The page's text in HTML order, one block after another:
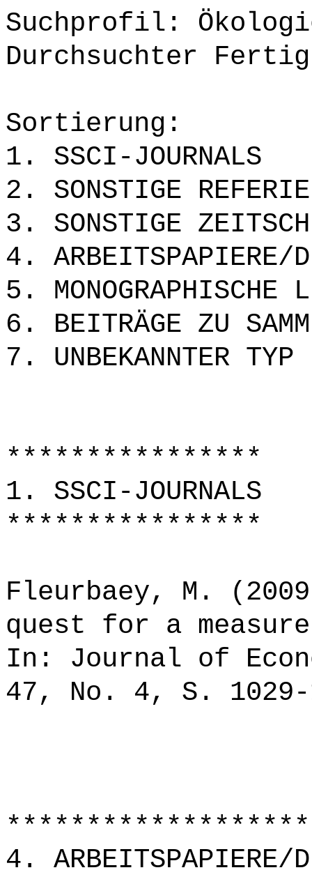
Suchprofil:
Durchsuchter
Sortierung:
1. SSCI-JOURNALS
2. SONSTIGE
3. SONSTIGE
4. ARBEITSPAPIERE/
5. MONOGRAPHISCHE
6. BEITRÄGE ZU
7. UNBEKANNTER TYP
****************
1. SSCI-JOURNALS
****************
Fleurbaey, M.
quest for a
In: Journal of
47, No. 4, S. 1029-
4. ARBEITSPAPIERE/